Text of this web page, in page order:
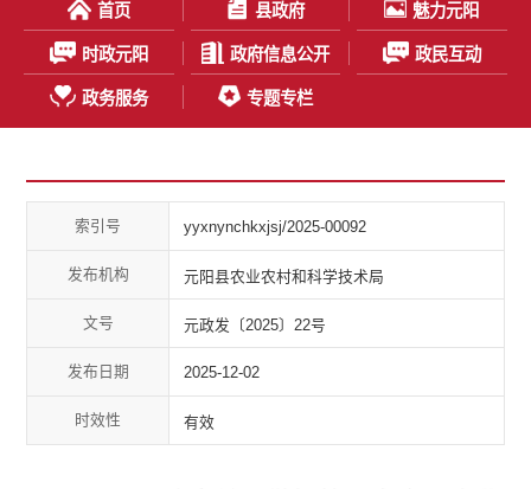
首页 县政府 魅力元阳
时政元阳 政府信息公开 政民互动
政务服务 专题专栏
索引号 yyxnynchkxjsj/2025-00092
发布机构 元阳县农业农村和科学技术局
文号 元政发〔2025〕22号
发布日期 2025-12-02
时效性 有效